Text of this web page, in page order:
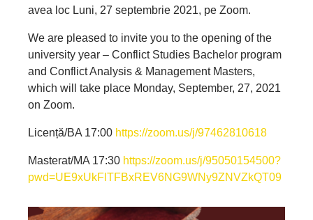
avea loc Luni, 27 septembrie 2021, pe Zoom.
We are pleased to invite you to the opening of the
university year – Conflict Studies Bachelor program
and Conflict Analysis & Management Masters,
which will take place Monday, September, 27, 2021
on Zoom.
Licență/BA 17:00 https://zoom.us/j/97462810618
Masterat/MA 17:30 https://zoom.us/j/95050154500?
pwd=UE9xUkFlTFBxREV6NG9WNy9ZNVZkQT09